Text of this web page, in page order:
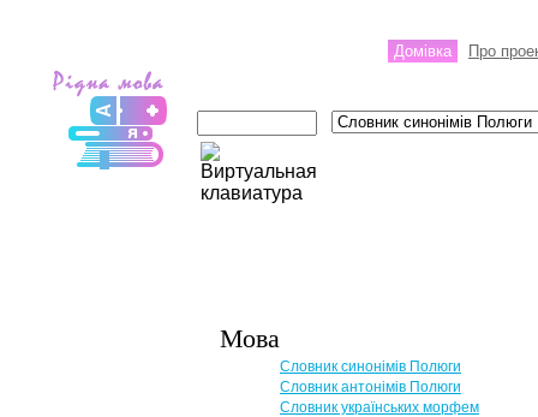
Домівка Про
Мова
Словник синонімів Полюги
Словник антонімів Полюги
Словник українських морфем